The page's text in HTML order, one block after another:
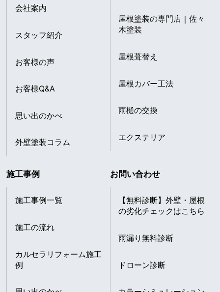
会社案内
スタッフ紹介
お客様の声
お客様Q&A
思い出のかべ
外壁塗装コラム
屋根塗装の専門店｜佐々
木塗装
屋根葺替え
屋根カバー工法
雨樋の交換
エクステリア
施工事例
施工事例一覧
施工の流れ
カルセラリフォーム施工
例
お問い合わせ
【無料診断】外壁・屋根
の劣化チェックはこちら
雨漏り無料診断
ドローン診断